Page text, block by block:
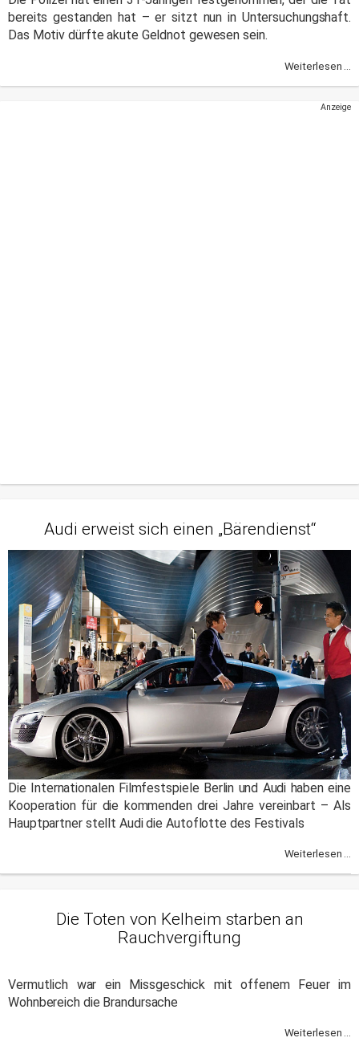
bereits gestanden hat – er sitzt nun in Untersuchungshaft.
Das Motiv dürfte akute Geldnot gewesen sein.
Weiterlesen ...
Anzeige
Audi erweist sich einen „Bärendienst“
Die Internationalen Filmfestspiele Berlin und Audi haben eine
Kooperation für die kommenden drei Jahre vereinbart – Als
Hauptpartner stellt Audi die Autoflotte des Festivals
Weiterlesen ...
Die Toten von Kelheim starben an
Rauchvergiftung
Vermutlich war ein Missgeschick mit offenem Feuer im
Wohnbereich die Brandursache
Weiterlesen ...